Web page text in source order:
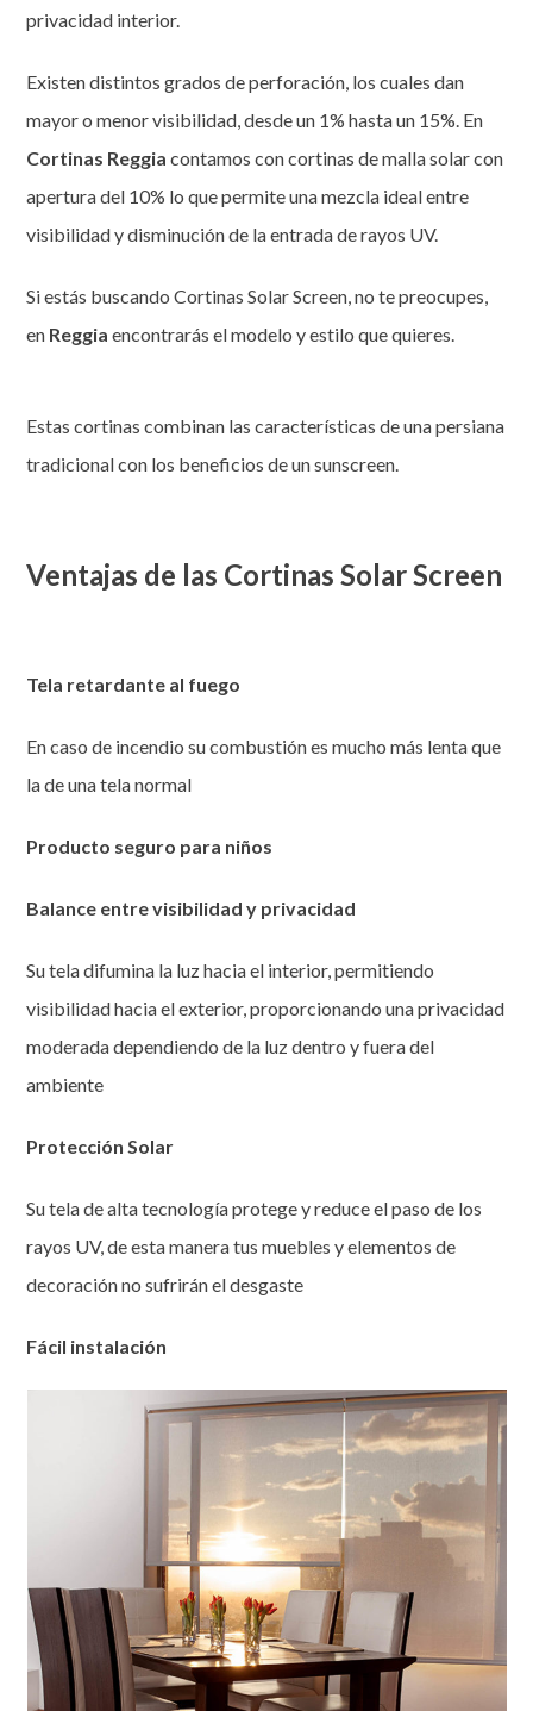
privacidad interior.
Existen distintos grados de perforación, los cuales dan
mayor o menor visibilidad, desde un 1% hasta un 15%. En
Cortinas Reggia contamos con cortinas de malla solar con
apertura del 10% lo que permite una mezcla ideal entre
visibilidad y disminución de la entrada de rayos UV.
Si estás buscando Cortinas Solar Screen, no te preocupes,
en Reggia encontrarás el modelo y estilo que quieres.
Estas cortinas combinan las características de una persiana
tradicional con los beneficios de un sunscreen.
Ventajas de las Cortinas Solar Screen
Tela retardante al fuego
En caso de incendio su combustión es mucho más lenta que
la de una tela normal
Producto seguro para niños
Balance entre visibilidad y privacidad
Su tela difumina la luz hacia el interior, permitiendo
visibilidad hacia el exterior, proporcionando una privacidad
moderada dependiendo de la luz dentro y fuera del
ambiente
Protección Solar
Su tela de alta tecnología protege y reduce el paso de los
rayos UV, de esta manera tus muebles y elementos de
decoración no sufrirán el desgaste
Fácil instalación